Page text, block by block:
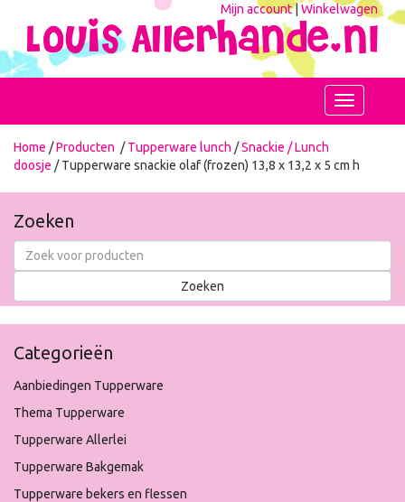
Mijn account|Winkelwagen
Toggle
navigation
Home /Producten /Tupperware lunch /Snackie / Lunch
doosje / Tupperware snackie olaf (frozen) 13,8 x 13,2 x 5 cm h
Zoeken
Categorieën
Aanbiedingen Tupperware
Thema Tupperware
Tupperware Allerlei
Tupperware Bakgemak
Tupperware bekers en flessen